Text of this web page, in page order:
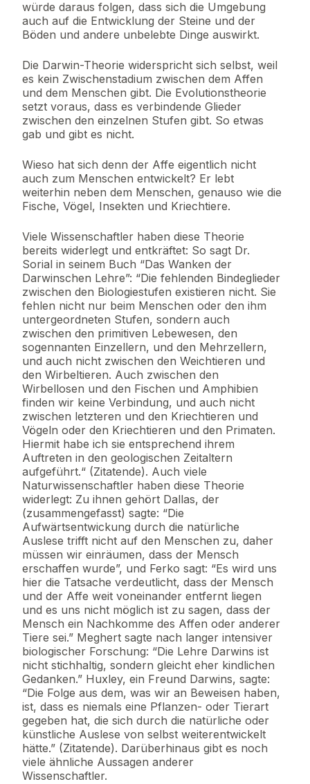
würde daraus folgen, dass sich die Umgebung
auch auf die Entwicklung der Steine und der
Böden und andere unbelebte Dinge auswirkt.
Die Darwin-Theorie widerspricht sich selbst, weil
es kein Zwischenstadium zwischen dem Affen
und dem Menschen gibt. Die Evolutionstheorie
setzt voraus, dass es verbindende Glieder
zwischen den einzelnen Stufen gibt. So etwas
gab und gibt es nicht.
Wieso hat sich denn der Affe eigentlich nicht
auch zum Menschen entwickelt? Er lebt
weiterhin neben dem Menschen, genauso wie die
Fische, Vögel, Insekten und Kriechtiere.
Viele Wissenschaftler haben diese Theorie
bereits widerlegt und entkräftet: So sagt Dr.
Sorial in seinem Buch “Das Wanken der
Darwinschen Lehre”: “Die fehlenden Bindeglieder
zwischen den Biologiestufen existieren nicht. Sie
fehlen nicht nur beim Menschen oder den ihm
untergeordneten Stufen, sondern auch
zwischen den primitiven Lebewesen, den
sogennanten Einzellern, und den Mehrzellern,
und auch nicht zwischen den Weichtieren und
den Wirbeltieren. Auch zwischen den
Wirbellosen und den Fischen und Amphibien
finden wir keine Verbindung, und auch nicht
zwischen letzteren und den Kriechtieren und
Vögeln oder den Kriechtieren und den Primaten.
Hiermit habe ich sie entsprechend ihrem
Auftreten in den geologischen Zeitaltern
aufgeführt.“ (Zitatende). Auch viele
Naturwissenschaftler haben diese Theorie
widerlegt: Zu ihnen gehört Dallas, der
(zusammengefasst) sagte: “Die
Aufwärtsentwickung durch die natürliche
Auslese trifft nicht auf den Menschen zu, daher
müssen wir einräumen, dass der Mensch
erschaffen wurde”, und Ferko sagt: “Es wird uns
hier die Tatsache verdeutlicht, dass der Mensch
und der Affe weit voneinander entfernt liegen
und es uns nicht möglich ist zu sagen, dass der
Mensch ein Nachkomme des Affen oder anderer
Tiere sei.” Meghert sagte nach langer intensiver
biologischer Forschung: “Die Lehre Darwins ist
nicht stichhaltig, sondern gleicht eher kindlichen
Gedanken.” Huxley, ein Freund Darwins, sagte:
“Die Folge aus dem, was wir an Beweisen haben,
ist, dass es niemals eine Pflanzen- oder Tierart
gegeben hat, die sich durch die natürliche oder
künstliche Auslese von selbst weiterentwickelt
hätte.” (Zitatende). Darüberhinaus gibt es noch
viele ähnliche Aussagen anderer
Wissenschaftler.